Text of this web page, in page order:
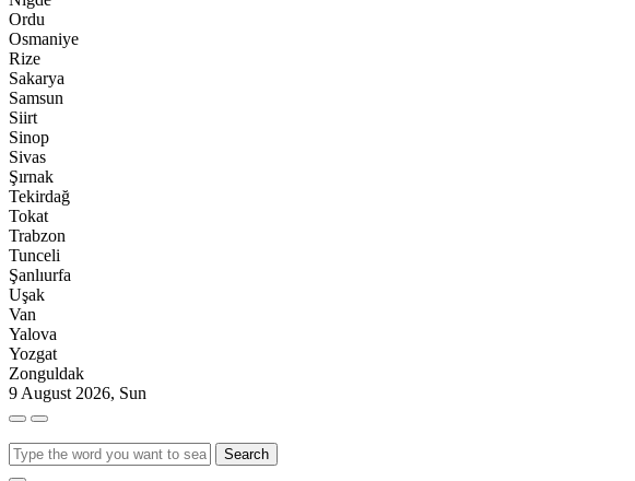
Ordu
Osmaniye
Rize
Sakarya
Samsun
Siirt
Sinop
Sivas
Şırnak
Tekirdağ
Tokat
Trabzon
Tunceli
Şanlıurfa
Uşak
Van
Yalova
Yozgat
Zonguldak
9 August 2026, Sun
Search